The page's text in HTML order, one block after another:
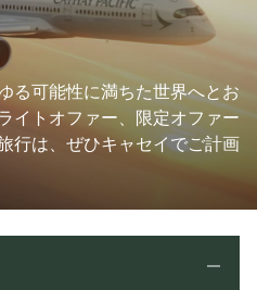
る可能性に満ちた世界へとお
イトオファー、限定オファー
行は、ぜひキャセイでご計画